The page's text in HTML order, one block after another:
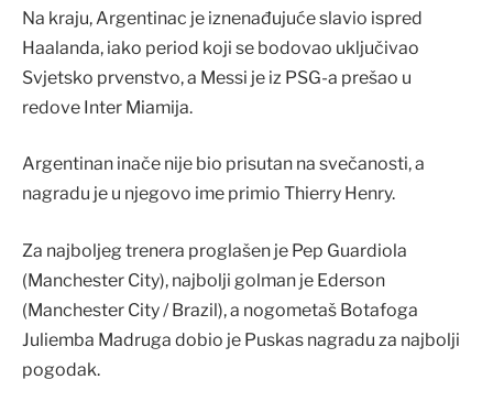
Na kraju, Argentinac je iznenađujuće slavio ispred
Haalanda, iako period koji se bodovao uključivao
Svjetsko prvenstvo, a Messi je iz PSG-a prešao u
redove Inter Miamija.
Argentinan inače nije bio prisutan na svečanosti, a
nagradu je u njegovo ime primio Thierry Henry.
Za najboljeg trenera proglašen je Pep Guardiola
(Manchester City), najbolji golman je Ederson
(Manchester City / Brazil), a nogometaš Botafoga
Juliemba Madruga dobio je Puskas nagradu za najbolji
pogodak.